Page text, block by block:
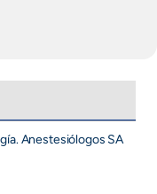
Anestesiólogos SA